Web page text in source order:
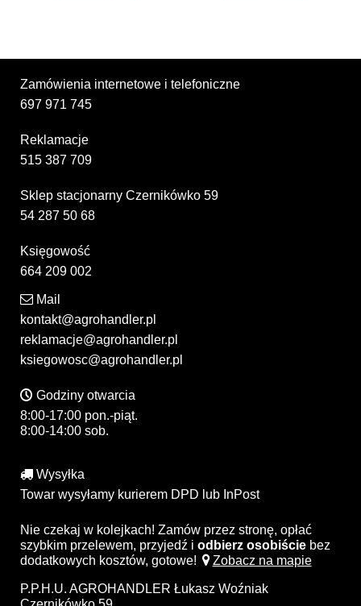
Zamówienia internetowe i telefoniczne
697 971 745
Reklamacje
515 387 709
Sklep stacjonarny Czernikówko 59
54 287 50 68
Księgowość
664 209 002
Mail
kontakt@agrohandler.pl
reklamacje@agrohandler.pl
ksiegowosc@agrohandler.pl
Godziny otwarcia
8:00-17:00 pon.-piąt.
8:00-14:00 sob.
Wysyłka
Towar wysyłamy kurierem DPD lub InPost
Nie czekaj w kolejkach! Zamów przez stronę, opłać
szybkim przelewem, przyjedź i odbierz osobiście bez
dodatkowych kosztów, gotowe!
Zobacz na mapie
P.P.H.U. AGROHANDLER Łukasz Woźniak